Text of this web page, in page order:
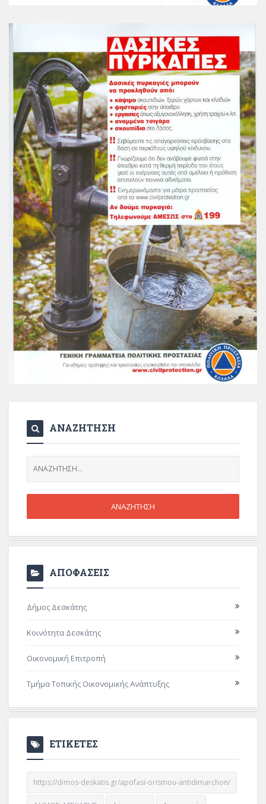
ΑΝΑΖΗΤΗΣΗ
ΑΠΟΦΑΣΕΙΣ
Δήμος Δεσκάτης
Κοινότητα Δεσκάτης
Οικονομική Επιτροπή
Τμήμα Τοπικής Οικονομικής Ανάπτυξης
ΕΤΙΚΕΤΕΣ
https://dimos-deskatis.gr/apofasi-orismou-antidimarchon/